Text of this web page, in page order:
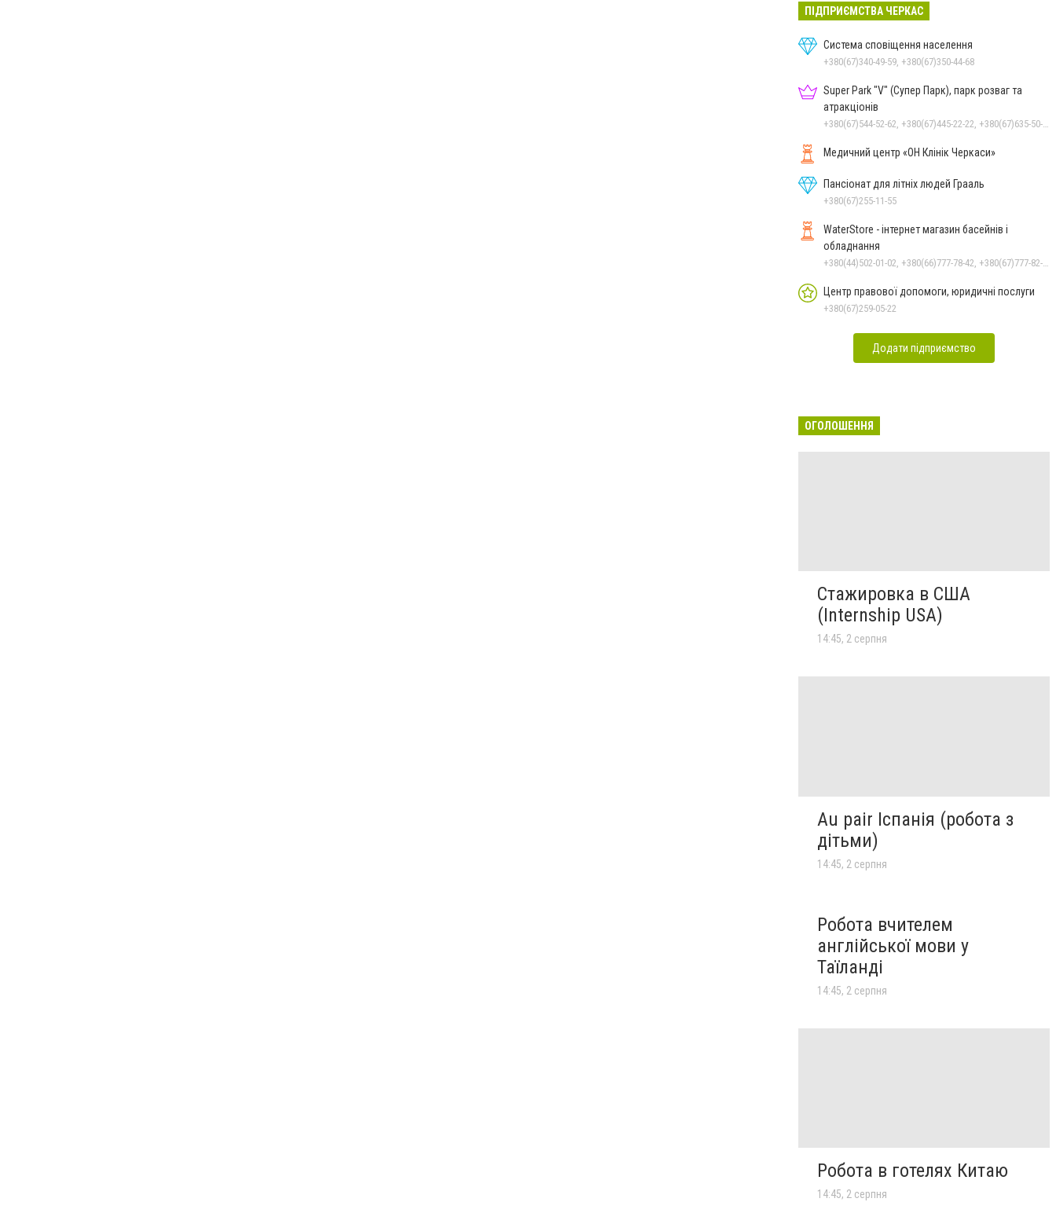
ПІДПРИЄМСТВА ЧЕРКАС
Система сповіщення населення
+380(67)340-49-59, +380(67)350-44-68
Super Park "V" (Супер Парк), парк розваг та
атракціонів
+380(67)544-52-62, +380(67)445-22-22, +380(67)635-50-50
Медичний центр «ОН Клінік Черкаси»
Пансіонат для літніх людей Грааль
+380(67)255-11-55
WaterStore - інтернет магазин басейнів і
обладнання
+380(44)502-01-02, +380(66)777-78-42, +380(67)777-82-19, +380(67)890-80-80, +380(73)890-80-80, +380(44)502-01-03
Центр правової допомоги, юридичні послуги
+380(67)259-05-22
Додати підприємство
ОГОЛОШЕННЯ
Стажировка в США
(Internship USA)
14:45, 2 серпня
Au pair Іспанія (робота з
дітьми)
14:45, 2 серпня
Робота вчителем
англійської мови у
Таїланді
14:45, 2 серпня
Робота в готелях Китаю
14:45, 2 серпня